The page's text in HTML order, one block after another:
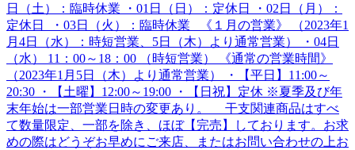
日（土）：臨時休業 ・01日（日）：定休日 ・02日（月）：
定休日 ・03日（火）：臨時休業 《１月の営業》 （2023年1
月4日（水）：時短営業、5日（木）より通常営業） ・04日
（水） 11：00～18：00 （時短営業） 《通常の営業時間》
（2023年1月5日（木）より通常営業） ・【平日】11:00～
20:30 ・【土曜】12:00～19:00 ・【日祝】定休 ※夏季及び年
末年始は一部営業日時の変更あり。 干支関連商品はすべ
て数量限定、一部を除き、ほぼ【完売】しております。お求
めの際はどうぞお早めにご来店、またはお問い合わせの上お